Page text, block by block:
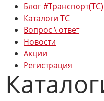
Блог #Транспорт(ТС)
Каталоги ТС
Вопрос \ ответ
Новости
Акции
Регистрация